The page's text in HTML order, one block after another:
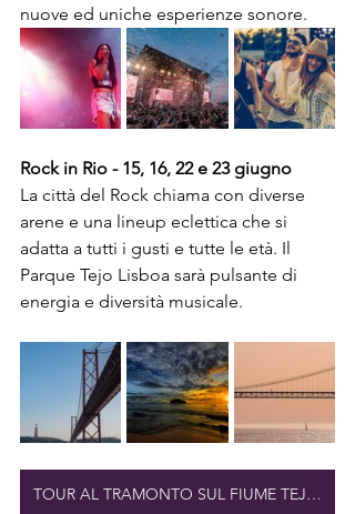
nuove ed uniche esperienze sonore.
Rock in Rio - 15, 16, 22 e 23 giugno
La città del Rock chiama con diverse
arene e una lineup eclettica che si
adatta a tutti i gusti e tutte le età. Il
Parque Tejo Lisboa sarà pulsante di
energia e diversità musicale.
TOUR AL TRAMONTO SUL FIUME TEJO A LISBONA